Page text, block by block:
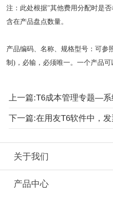
注：此处根据"其他费用分配时是
含在产品盘点数量。
产品编码、名称、规格型号：可参
制)，必输，必须唯一。一个产品可
上一篇:T6成本管理专题—系
关于我们
产品中心